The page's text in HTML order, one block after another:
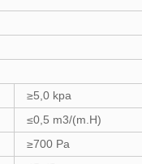
≥5,0 kpa
≤0,5 m3/(m.H)
≥700 Pa